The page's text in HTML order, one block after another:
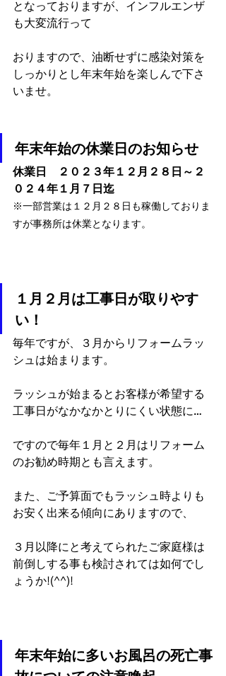
となっておりますが、インフルエンザ
も大変流行って
おりますので、油断せずに感染対策を
しっかりとし年末年始を楽しんで下さ
いませ。
年末年始の休業日のお知らせ
休業日　２０２３年１２月２８日～２
０２４年１月７日迄
※一部営業は１２月２８日も稼働しておりま
すが事務所は休業となります。
１月２月は工事日が取りやす
い！
毎年ですが、３月からリフォームラッ
シュは始まります。
ラッシュが始まるとお客様が希望する
工事日がなかなかとりにくい状態に…
ですので毎年１月と２月はリフォーム
のお勧め時期とも言えます。
また、ご予算面でもラッシュ時よりも
お安く出来る傾向にありますので、
３月以降にと考えてられたご家庭様は
前倒しする事も検討されては如何でし
ょうか!(^^)!
年末年始に多いお風呂の死亡事